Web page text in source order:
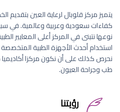
يتميز مركز قلوبال لرعاية العين بتقديم
كفاءات سعودية وعربية وعالمية. في
نوعها نتبنى في المركز أعلى المعايير
استخدام أحدث الأجهزة الطبية
نحرص كذلك على أن نكون مركزا
طب وجراحة العيون.
رؤيتنا